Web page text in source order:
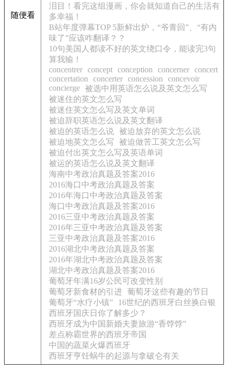
随便看
泪目！看完这组漫画，你会就知道自己的生活有
多幸福！
B站年度弹幕TOP 5新鲜出炉，“爷青回”、“有内
味了”应该咋翻译？？
10句美国人都读不好的英文绕口令，能读完3句
算我输！
concentrer concept conception concerner concert
concertation
concerter concession
concevoir
concierge 被选中用英语怎么说及英文怎么写
被迷住的英文怎么写
被迷住英文怎么写及英文单词
被迫辞职英语怎么说及英文翻译
被迫的英语怎么说 被迫放弃的英文怎么说
被迫地英文怎么写
被迫做苦工英文怎么写
被迫付出英文怎么写及英语单词
被运的英语怎么说及英文翻译
海南中考政治真题及答案2016
2016海口中考政治真题及答案
2016年海口中考政治真题及答案
海口中考政治真题及答案2016
2016三亚中考政治真题及答案
2016年三亚中考政治真题及答案
三亚中考政治真题及答案2016
2016湖北中考政治真题及答案
2016年湖北中考政治真题及答案
湖北中考政治真题及答案2016
葡萄牙年满16岁公民可改变性别
葡萄牙新食材的引进
葡萄牙这些有趣的节日
葡萄牙“水疗小镇”
16世纪的西班牙白丝换白银
西班牙国庆日你了解多少？
西班牙成为中国新婚夫妻旅游“香饽饽”
差点称霸世界的西班牙帝国
中国的蔬菜火爆西班牙
西班牙亨饪蜗牛的起源与拿破仑有关